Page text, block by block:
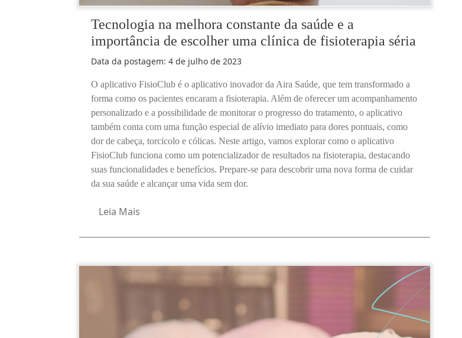
Tecnologia na melhora constante da saúde e a
importância de escolher uma clínica de fisioterapia séria
Data da postagem: 4 de julho de 2023
O aplicativo FisioClub é o aplicativo inovador da Aira Saúde, que tem transformado a
forma como os pacientes encaram a fisioterapia. Além de oferecer um acompanhamento
personalizado e a possibilidade de monitorar o progresso do tratamento, o aplicativo
também conta com uma função especial de alívio imediato para dores pontuais, como
dor de cabeça, torcicolo e cólicas. Neste artigo, vamos explorar como o aplicativo
FisioClub funciona como um potencializador de resultados na fisioterapia, destacando
suas funcionalidades e benefícios. Prepare-se para descobrir uma nova forma de cuidar
da sua saúde e alcançar uma vida sem dor.
Leia Mais